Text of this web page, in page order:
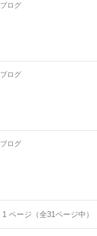
ブログ
ブログ
ブログ
1ページ（全31ページ中）